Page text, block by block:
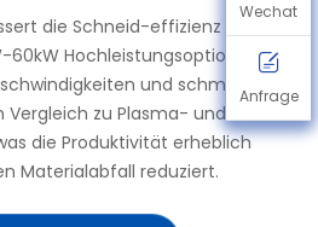
die Schneid-effizienz mit
60kW Hochleistungsoptionen,
und schmaleren
zu Plasma- und
die Produktivität erheblich
Materialabfall reduziert.
Wechat
Anfrage